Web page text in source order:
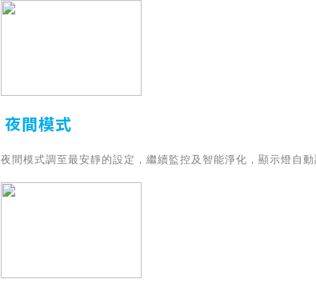
夜間模式
夜間模式調至最安靜的設定，繼續監控及智能淨化，顯示燈自動